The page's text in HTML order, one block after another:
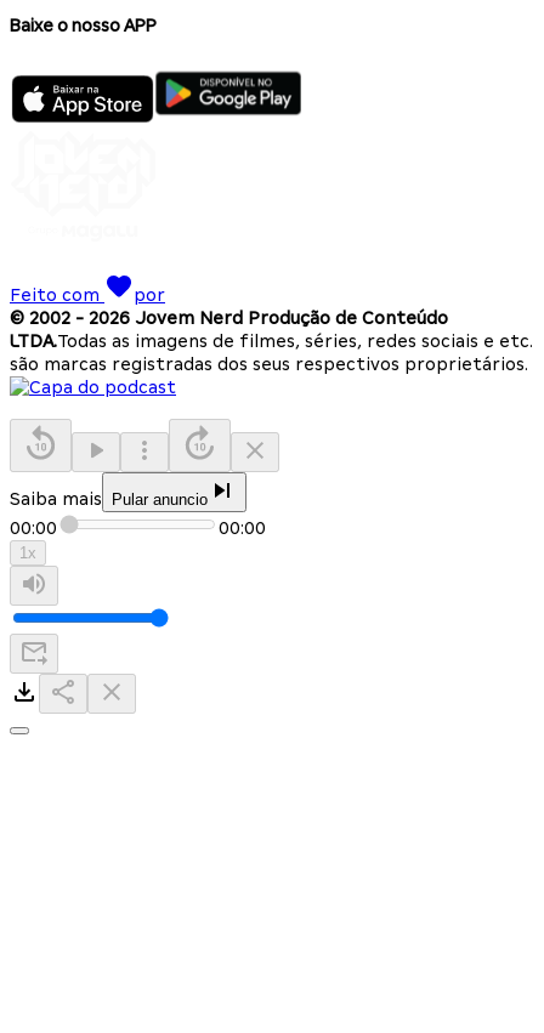
Baixe o nosso APP
Feito com
por
© 2002 - 2026 Jovem Nerd Produção de Conteúdo
LTDA.Todas as imagens de filmes, séries, redes sociais e etc.
são marcas registradas dos seus respectivos proprietários.
Saiba mais Pular anuncio
00:00 00:00
1x